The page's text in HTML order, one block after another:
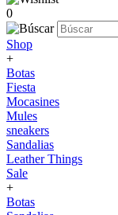
0
Shop
+
Botas
Fiesta
Mocasines
Mules
sneakers
Sandalias
Leather Things
Sale
+
Botas